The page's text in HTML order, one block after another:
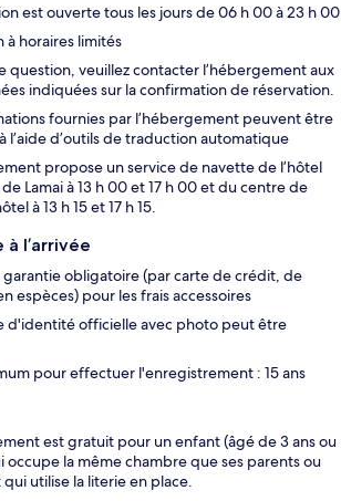
est ouverte tous les jours de 06 h 00 à 23 h 00
à horaires limités
question, veuillez contacter l’hébergement aux
indiquées sur la confirmation de réservation.
fournies par l’hébergement peuvent être
l’aide d’outils de traduction automatique
propose un service de navette de l’hôtel
Lamai à 13 h 00 et 17 h 00 et du centre de
à 13 h 15 et 17 h 15.
l’arrivée
obligatoire (par carte de crédit, de
espèces) pour les frais accessoires
d'identité officielle avec photo peut être
pour effectuer l'enregistrement : 15 ans
est gratuit pour un enfant (âgé de 3 ans ou
occupe la même chambre que ses parents ou
utilise la literie en place.